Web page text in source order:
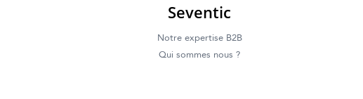
Seventic
Notre expertise B2B
Qui sommes nous ?